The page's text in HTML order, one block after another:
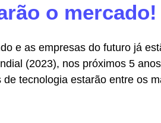
o mercado!
e as empresas do futuro já
(2023), nos próximos 5
tecnologia estarão entre os